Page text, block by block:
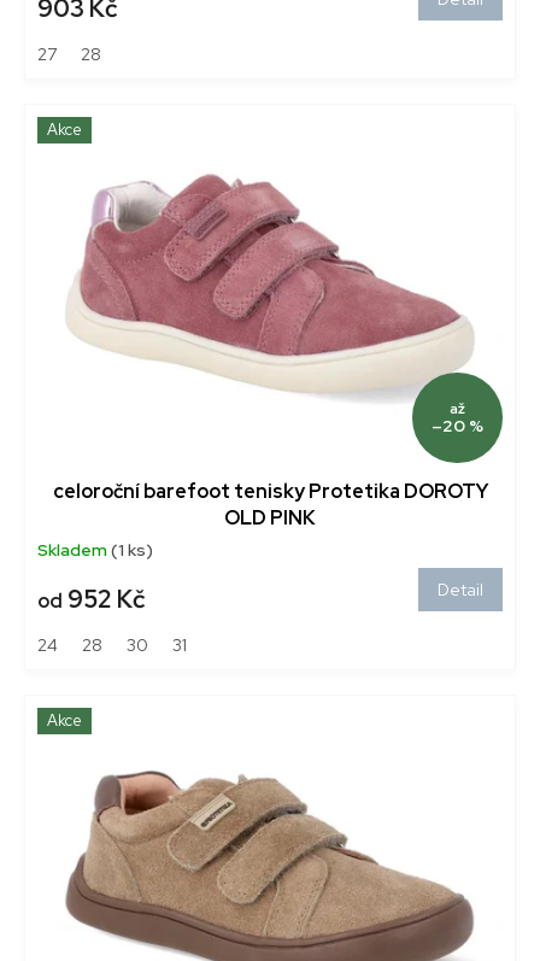
903 Kč
27 28
Akce
až
–20 %
celoroční barefoot tenisky Protetika DOROTY
OLD PINK
Skladem(1 ks)
od 952 Kč Detail
24 28 30 31
Akce